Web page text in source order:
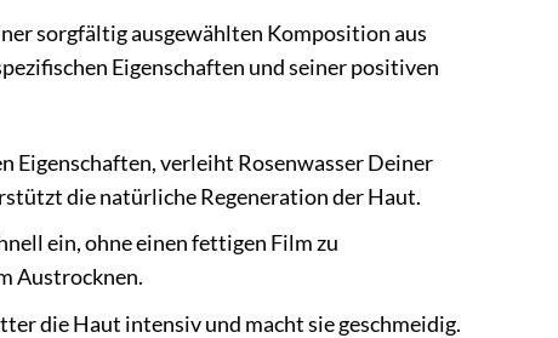
sorgfältig ausgewählten Komposition aus
Eigenschaften und seiner positiven
Eigenschaften, verleiht Rosenwasser Deiner
die natürliche Regeneration der Haut.
ein, ohne einen fettigen Film zu
Austrocknen.
die Haut intensiv und macht sie geschmeidig.